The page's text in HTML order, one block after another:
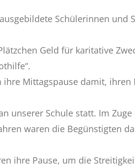
Schülerinnen
Geld für karitative
ihre Mittagspause damit,
unserer Schule statt. Im
waren die Begünstigten
ihre Pause, um die